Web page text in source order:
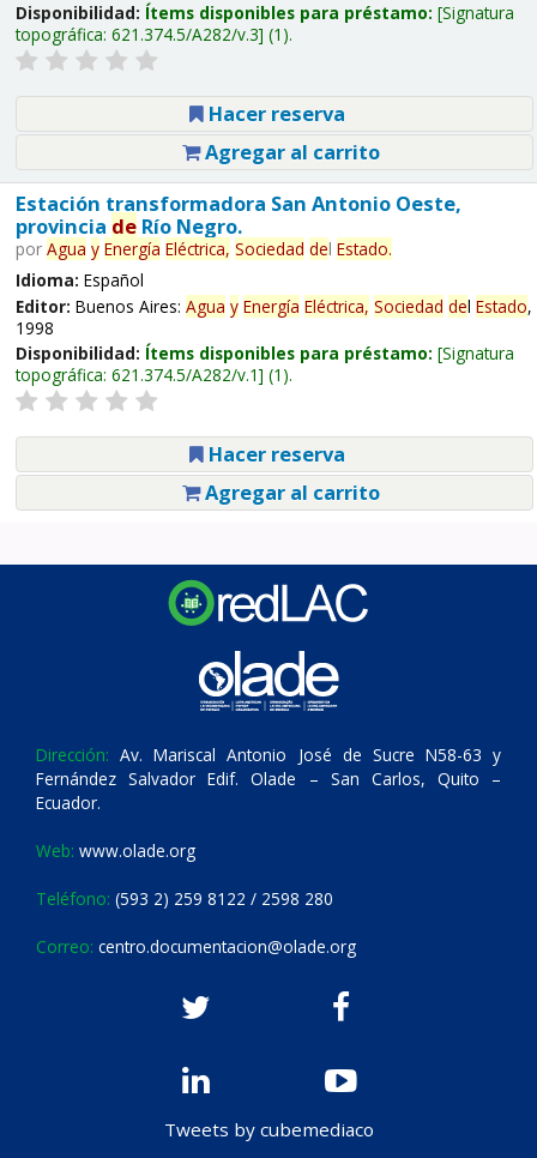
Disponibilidad: Ítems disponibles para préstamo: Signatura
topográfica: 621.374.5/A282/v.3 (1).
Hacer reserva
Agregar al carrito
Estación transformadora San Antonio Oeste,
provincia deRío Negro.
por Agua y Energía Eléctrica, Sociedad del Estado.
Idioma: Español
Editor: Buenos Aires: Agua y Energía Eléctrica, Sociedad del Estado,
1998
Disponibilidad: Ítems disponibles para préstamo: Signatura
topográfica: 621.374.5/A282/v.1 (1).
Hacer reserva
Agregar al carrito
Dirección: Av. Mariscal Antonio José de Sucre N58-63 y
Fernández Salvador Edif. Olade – San Carlos, Quito –
Ecuador.
Web: www.olade.org
Teléfono: (593 2) 259 8122 / 2598 280
Correo: centro.documentacion@olade.org
Tweets by cubemediaco